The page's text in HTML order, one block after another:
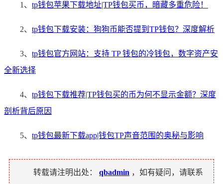
1、 tp钱包苹果下载地址|TP钱包买币，暗藏多重危险！
2、 tp钱包下载安装：狗狗币能否提到TP钱包？深度解析
3、 tp钱包官方网站：支持 TP 钱包的冷钱包，数字资产安
全新选择
4、 tp钱包下载推荐|TP钱包买的币为何不显示金额？深度
剖析背后原因
5、 tp钱包最新下载app|钱包TP声音范围的奥秘与影响
转载请注明出处： qbadmin ，如有疑问，请联系